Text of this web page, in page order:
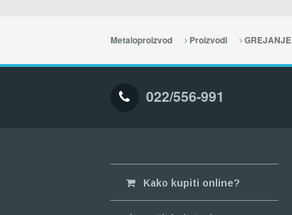
Metaloproizvod Proizvodi GREJANJE
022/556-991
Kako kupiti online?